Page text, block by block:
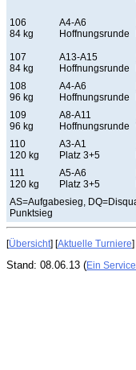
106
84 kg
A4-A6
Hoffnungsrunde
107
84 kg
A13-A15
Hoffnungsrunde
108
96 kg
A4-A6
Hoffnungsrunde
109
96 kg
A8-A11
Hoffnungsrunde
110
120 kg
A3-A1
Platz 3+5
111
120 kg
A5-A6
Platz 3+5
AS=Aufgabesieg,
Punktsieg
[Übersicht] [Aktuelle Turniere]
Stand: 08.06.13 (Ein